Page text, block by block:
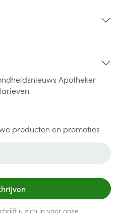
Apotheker
producten en promoties
u zich in voor onze